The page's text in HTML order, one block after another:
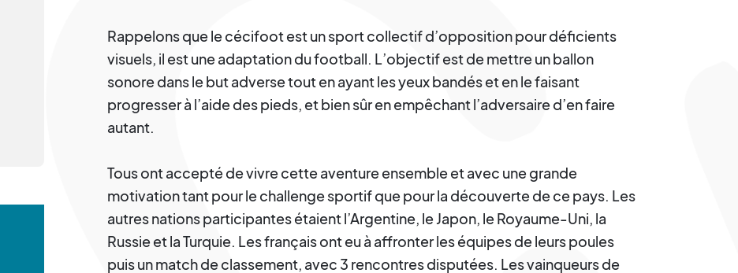
Rappelons que le cécifoot est un sport collectif d’opposition pour déficients
visuels, il est une adaptation du football. L’objectif est de mettre un ballon
sonore dans le but adverse tout en ayant les yeux bandés et en le faisant
progresser à l’aide des pieds, et bien sûr en empêchant l’adversaire d’en faire
autant.
Tous ont accepté de vivre cette aventure ensemble et avec une grande
motivation tant pour le challenge sportif que pour la découverte de ce pays. Les
autres nations participantes étaient l’Argentine, le Japon, le Royaume-Uni, la
Russie et la Turquie. Les français ont eu à affronter les équipes de leurs poules
puis un match de classement, avec 3 rencontres disputées. Les vainqueurs de